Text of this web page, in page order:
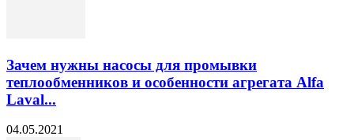
Зачем нужны насосы для промывки
теплообменников и особенности агрегата Alfa
Laval...
04.05.2021